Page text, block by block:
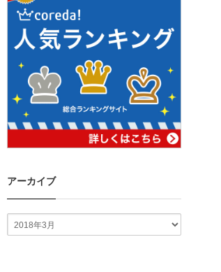
アーカイブ